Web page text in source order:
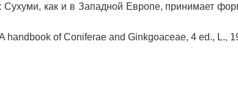
Сухуми, как и в Западной Европе, принимает
handbook of Coniferae and Ginkgoaceae, 4 ed., L.,